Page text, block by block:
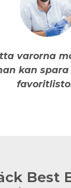
varorna
kan
Best